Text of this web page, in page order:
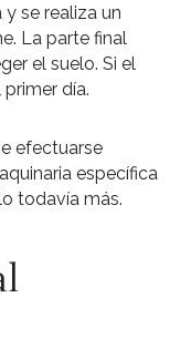
se realiza un
La parte final
el suelo. Si el
día.
efectuarse
específica
todavía más.